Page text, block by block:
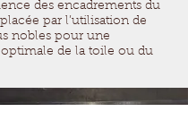
des encadrements du
par l’utilisation de
nobles pour une
de la toile ou du